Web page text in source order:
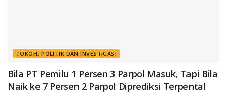
TOKOH, POLITIK DAN INVESTIGASI
Bila PT Pemilu 1 Persen 3 Parpol Masuk, Tapi Bila
Naik ke 7 Persen 2 Parpol Diprediksi Terpental